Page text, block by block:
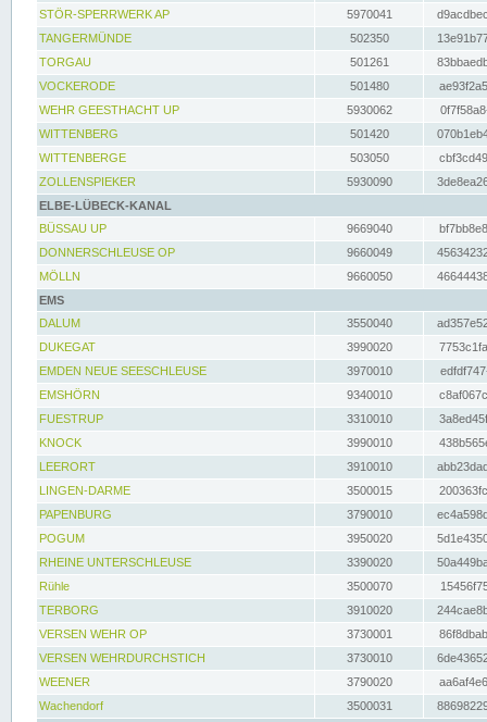
STÖR-SPERRWERK AP 5970041
TANGERMÜNDE
502350
TORGAU
501261
VOCKERODE
501480
WEHR GEESTHACHT UP
5930062
WITTENBERG
501420
WITTENBERGE
503050
ZOLLENSPIEKER
5930090
ELBE-LÜBECK-KANAL
BÜSSAU UP
9669040
DONNERSCHLEUSE OP
9660049
MÖLLN
9660050
EMS
DALUM
3550040
DUKEGAT
3990020
EMDEN NEUE SEESCHLEUSE
3970010
EMSHÖRN
9340010
FUESTRUP
3310010
KNOCK
3990010
LEERORT
3910010
LINGEN-DARME
3500015
PAPENBURG
3790010
POGUM
3950020
RHEINE UNTERSCHLEUSE
3390020
Rühle
3500070
TERBORG
3910020
VERSEN WEHR OP
3730001
VERSEN WEHRDURCHSTICH
3730010
WEENER
3790020
Wachendorf
3500031